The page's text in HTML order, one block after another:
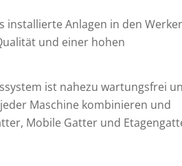
installierte Anlagen in den
und einer hohen
ist nahezu wartungsfrei
Maschine kombinieren und
Mobile Gatter und